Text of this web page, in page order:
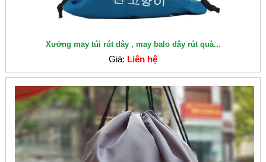
Xưởng may túi rút dây , may balo dây rút quà...
Giá: Liên hệ